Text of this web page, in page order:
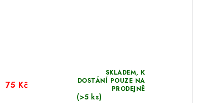
SKLADEM, K
DOSTÁNÍ POUZE NA
PRODEJNĚ
(>5 ks)
75 Kč